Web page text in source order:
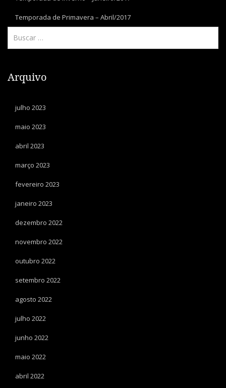
Temporada de Primavera – Abril/2017
Arquivo
julho 2023
maio 2023
abril 2023
março 2023
fevereiro 2023
janeiro 2023
dezembro 2022
novembro 2022
outubro 2022
setembro 2022
agosto 2022
julho 2022
junho 2022
maio 2022
abril 2022